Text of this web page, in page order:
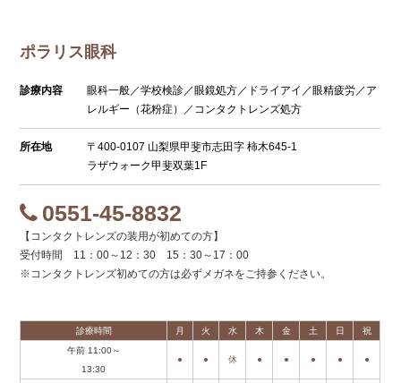
ポラリス眼科
診療内容
眼科一般／学校検診／眼鏡処方／ドライアイ／眼精疲労／ア
レルギー（花粉症）／コンタクトレンズ処方
所在地
〒400-0107 山梨県甲斐市志田字 柿木645-1
ラザウォーク甲斐双葉1F
0551-45-8832
【コンタクトレンズの装用が初めての方】
受付時間 11：00～12：30 15：30～17：00
※コンタクトレンズ初めての方は必ずメガネをご持参ください。
診療時間 月 火 水 木 金 土 日
祝
午前 11:00～
13:30
● ● 休 ● ● ● ● ●